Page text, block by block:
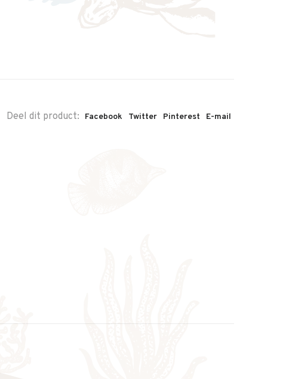
Deel dit product: Facebook Twitter Pinterest E-mail